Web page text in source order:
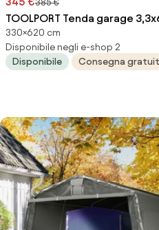
385 €
TOOLPORT Tenda garage
Telo in PE, verde scuro - (8055)
330×620 cm
Disponibile negli e-shop 2
Disponibile
Consegna